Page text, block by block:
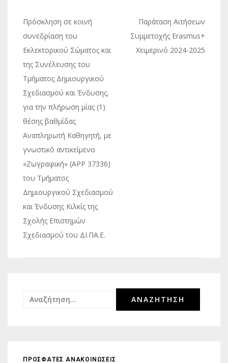
Πλοήγηση
άρθρων
Πρόσκληση σε κοινή
συνεδρίαση του
Εκλεκτορικού Σώματος και
της Συνέλευσης του
Τμήματος Δημιουργικού
Σχεδιασμού και Ένδυσης,
για την πλήρωση μίας (1)
θέσης βαθμίδας
Αναπληρωτή Καθηγητή, με
γνωστικό αντικείμενο
«Ζωγραφική» (APP 37336)
του Τμήματος
Δημιουργικού Σχεδιασμού
και Ένδυσης Κιλκίς της
Σχολής Επιστημών
Σχεδιασμού του ΔΙ.ΠΑ.Ε.
Παράταση Αιτήσεων
Συμμετοχής Erasmus+
Χειμερινό 2024-2025
Αναζήτηση
ΠΡΟΣΦΑΤΕΣ ΑΝΑΚΟΙΝΩΣΕΙΣ